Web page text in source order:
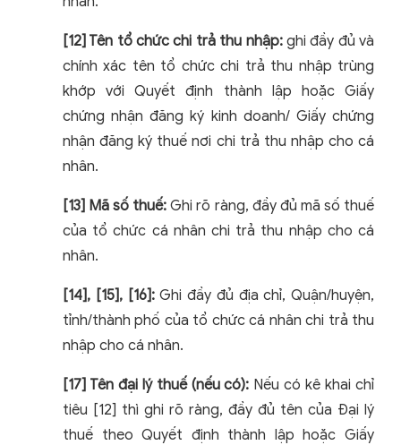
[12] Tên tổ chức chi trả thu nhập:ghi đầy đủ và
chính xác tên tổ chức chi trả thu nhập trùng
khớp với Quyết định thành lập hoặc Giấy
chứng nhận đăng ký kinh doanh/ Giấy chứng
nhận đăng ký thuế nơi chi trả thu nhập cho cá
nhân.
[13] Mã số thuế: Ghi rõ ràng, đầy đủ mã số thuế
của tổ chức cá nhân chi trả thu nhập cho cá
nhân.
[14], [15], [16]:Ghi đầy đủ địa chỉ, Quận/huyện,
tỉnh/thành phố của tổ chức cá nhân chi trả thu
nhập cho cá nhân.
[17] Tên đại lý thuế (nếu có): Nếu có kê khai chỉ
tiêu [12] thì ghi rõ ràng, đầy đủ tên của Đại lý
thuế theo Quyết định thành lập hoặc Giấy